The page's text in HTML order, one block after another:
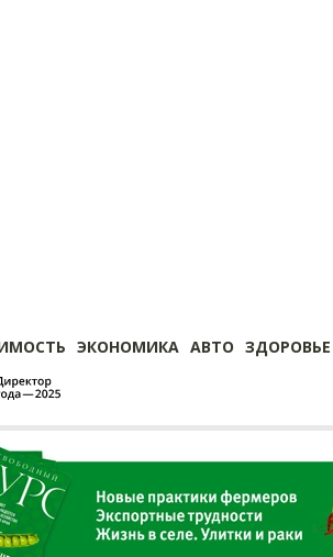
ЭКОНОМИКА АВТО ЗДОРОВЬЕ